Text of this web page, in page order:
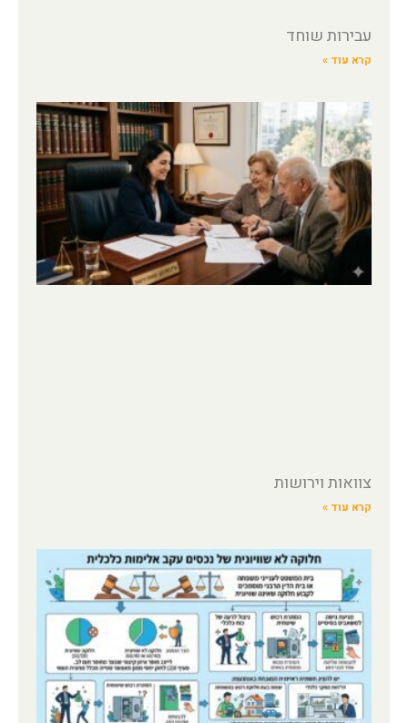
עבירות שוחד
קרא עוד »
צוואות וירושות
קרא עוד »